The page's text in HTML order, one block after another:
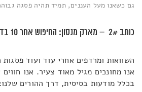
גם כשאנו מעל העננים, תמיד תהיה פסגה
כותב 2# – מארק מנסון: החיפוש אחר 10 בדירוג האושר
השוואות ומרדפים אחרי עוד ועוד
אנו מחונכים מגיל מאוד צעיר. אנו
בכלל מודעות בסיסית, דרך ההורים